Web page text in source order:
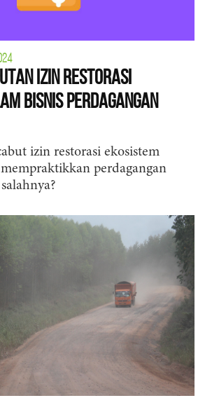
Izin Restorasi
Bisnis Perdagangan
izin restorasi ekosistem
perdagangan